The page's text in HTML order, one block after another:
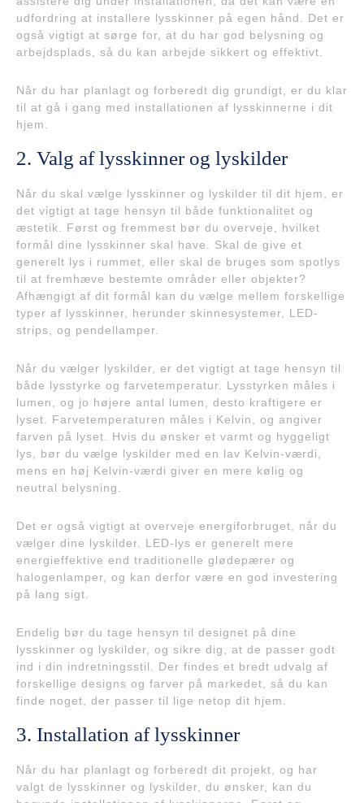
udfordring at installere lysskinner på egen hånd. Det er
også vigtigt at sørge for, at du har god belysning og
arbejdsplads, så du kan arbejde sikkert og effektivt.
Når du har planlagt og forberedt dig grundigt, er du klar
til at gå i gang med installationen af lysskinnerne i dit
hjem.
2. Valg af lysskinner og lyskilder
Når du skal vælge lysskinner og lyskilder til dit hjem, er
det vigtigt at tage hensyn til både funktionalitet og
æstetik. Først og fremmest bør du overveje, hvilket
formål dine lysskinner skal have. Skal de give et
generelt lys i rummet, eller skal de bruges som spotlys
til at fremhæve bestemte områder eller objekter?
Afhængigt af dit formål kan du vælge mellem forskellige
typer af lysskinner, herunder skinnesystemer, LED-
strips, og pendellamper.
Når du vælger lyskilder, er det vigtigt at tage hensyn til
både lysstyrke og farvetemperatur. Lysstyrken måles i
lumen, og jo højere antal lumen, desto kraftigere er
lyset. Farvetemperaturen måles i Kelvin, og angiver
farven på lyset. Hvis du ønsker et varmt og hyggeligt
lys, bør du vælge lyskilder med en lav Kelvin-værdi,
mens en høj Kelvin-værdi giver en mere kølig og
neutral belysning.
Det er også vigtigt at overveje energiforbruget, når du
vælger dine lyskilder. LED-lys er generelt mere
energieffektive end traditionelle glødepærer og
halogenlamper, og kan derfor være en god investering
på lang sigt.
Endelig bør du tage hensyn til designet på dine
lysskinner og lyskilder, og sikre dig, at de passer godt
ind i din indretningsstil. Der findes et bredt udvalg af
forskellige designs og farver på markedet, så du kan
finde noget, der passer til lige netop dit hjem.
3. Installation af lysskinner
Når du har planlagt og forberedt dit projekt, og har
valgt de lysskinner og lyskilder, du ønsker, kan du